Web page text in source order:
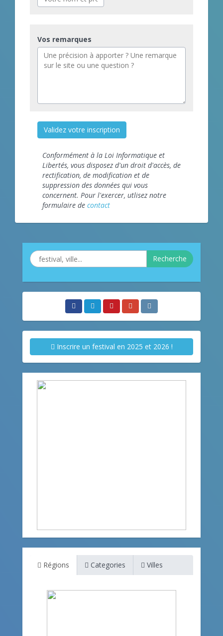
Vos remarques
Validez votre inscription
Conformément à la Loi Informatique et
Libertés, vous disposez d'un droit d'accès, de
rectification, de modification et de
suppression des données qui vous
concernent. Pour l'exercer, utlisez notre
formulaire de contact
Recherche
Inscrire un festival en 2025 et 2026 !
Régions Categories Villes